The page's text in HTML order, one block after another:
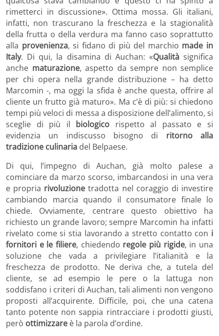
rimetterci in discussione». Ottima mossa. Gli italiani,
infatti, non trascurano la freschezza e la stagionalità
della frutta o della verdura ma fanno caso soprattutto
alla provenienza, si fidano di più del marchio made in
Italy. Di qui, la disamina di Auchan: «Qualitàsignifica
anche maturazione, aspetto da sempre non semplice
per chi opera nella grande distribuzione – ha detto
Marcomin -, ma oggi la sfida è anche questa, offrire al
cliente un frutto già maturo». Ma c’è di più: si chiedono
tempi più veloci di messa a disposizione dell’alimento, si
sceglie di più il biologico rispetto al passato e si
evidenzia un indiscusso bisogno di ritorno alla
tradizione culinaria del Belpaese.
Di qui, l’impegno di Auchan, già molto palese a
cominciare da marzo scorso, imbarcandosi in una vera
e propria rivoluzione tradotta nel coraggio di investire
cambiando marcia quando il consumatore finale lo
chiede. Ovviamente, centrare questo obiettivo ha
richiesto un grande lavoro; sempre Marcomin ha infatti
rivelato come si stia lavorando a stretto contatto con i
fornitori e le filiere, chiedendo regole più rigide, in una
soluzione che vada a privilegiare l’italianità e la
freschezza de prodotto. Ne deriva che, a tutela del
cliente, se ad esempio le pere o la lattuga non
soddisfano i criteri di Auchan, tali alimenti non vengono
proposti all’acquirente. Difficile, poi, che una catena
tanto potente non sappia rintracciare i prodotti giusti,
però ottimizzare è la parola d’ordine.